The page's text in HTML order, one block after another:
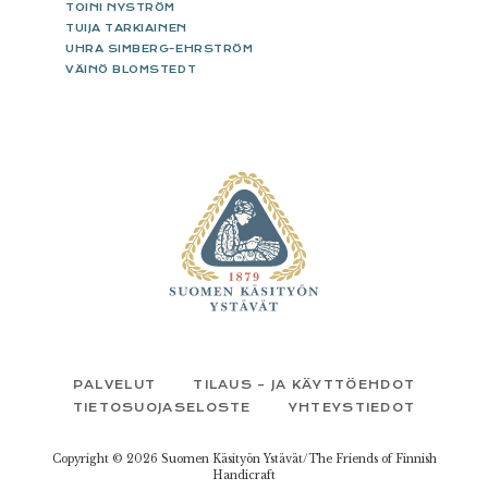
TOINI NYSTRÖM
TUIJA TARKIAINEN
UHRA SIMBERG-EHRSTRÖM
VÄINÖ BLOMSTEDT
PALVELUT
TILAUS – JA KÄYTTÖEHDOT
TIETOSUOJASELOSTE
YHTEYSTIEDOT
Copyright © 2026 Suomen Käsityön Ystävät/The Friends of Finnish
Handicraft